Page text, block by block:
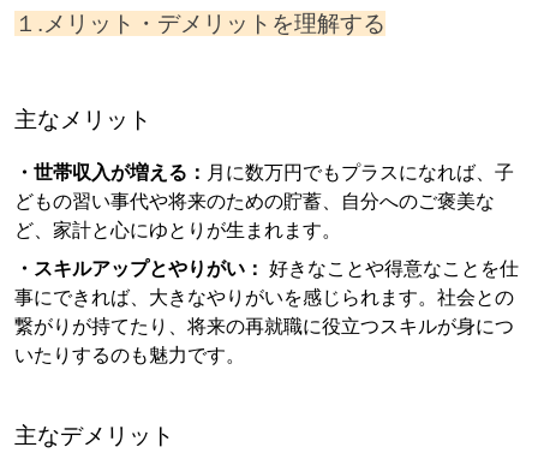
１.メリット・デメリットを理解する
主なメリット
・世帯収入が増える： 月に数万円でもプラスになれば、子
どもの習い事代や将来のための貯蓄、自分へのご褒美な
ど、家計と心にゆとりが生まれます。
・スキルアップとやりがい： 好きなことや得意なことを仕
事にできれば、大きなやりがいを感じられます。社会との
繋がりが持てたり、将来の再就職に役立つスキルが身につ
いたりするのも魅力です。
主なデメリット